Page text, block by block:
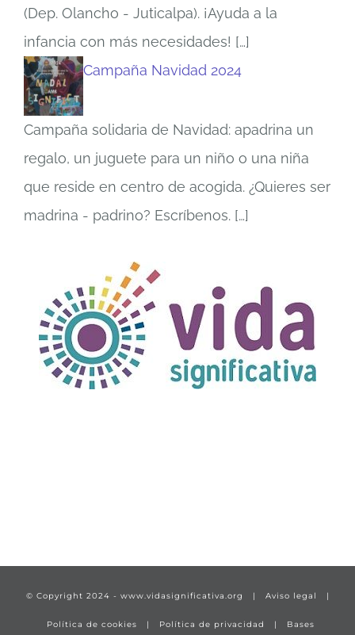
(Dep. Olancho - Juticalpa). ¡Ayuda a la
infancia con más necesidades! […]
Campaña Navidad 2024
Campaña solidaria de Navidad: apadrina un
regalo, un juguete para un niño o una niña
que reside en centro de acogida. ¿Quieres ser
madrina - padrino? Escríbenos. […]
© Copyright 2024 - www.vidasignificativa.org | Aviso legal |
Política de cookies | Política de privacidad | Bases